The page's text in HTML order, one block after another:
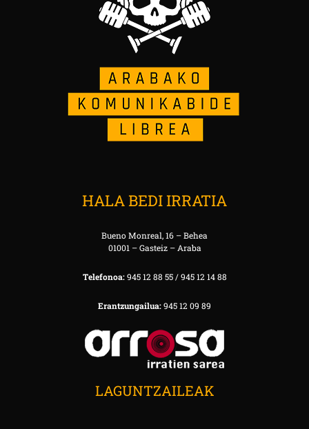
HALA BEDI IRRATIA
Bueno Monreal, 16 – Behea
01001 – Gasteiz – Araba
Telefonoa:945 12 88 55 / 945 12 14 88
Erantzungailua:945 12 09 89
LAGUNTZAILEAK